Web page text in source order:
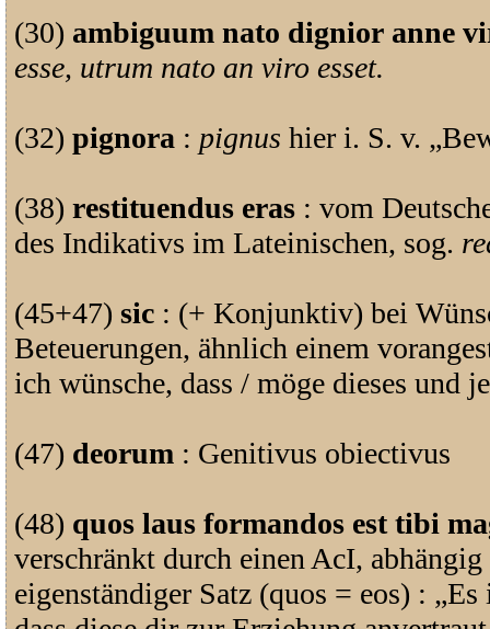
(30) ambiguum nato dignior anne
esse, utrum nato an viro esset.
(32) pignora : pignus hier i. S. v.
(38) restituendus eras : vom
des Indikativs im Lateinischen, sog.
(45+47) sic : (+ Konjunktiv) bei
Beteuerungen, ähnlich einem
ich wünsche, dass / möge dieses und
(47) deorum : Genitivus obiectivus
(48) quos laus formandos est tibi
verschränkt durch einen AcI,
eigenständiger Satz (quos = eos) :